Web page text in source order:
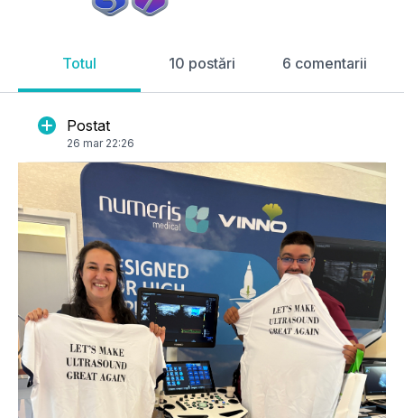
Totul 10 postări 6 comentarii
Postat
26 mar 22:26